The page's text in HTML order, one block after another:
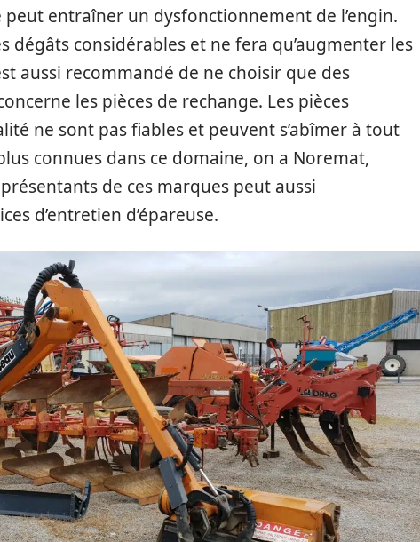
entraîner un dysfonctionnement de l’engin.
dégâts considérables et ne fera qu’augmenter les
aussi recommandé de ne choisir que des
les pièces de rechange. Les pièces
ne sont pas fiables et peuvent s’abîmer à tout
connues dans ce domaine, on a Noremat,
de ces marques peut aussi
d’entretien d’épareuse.